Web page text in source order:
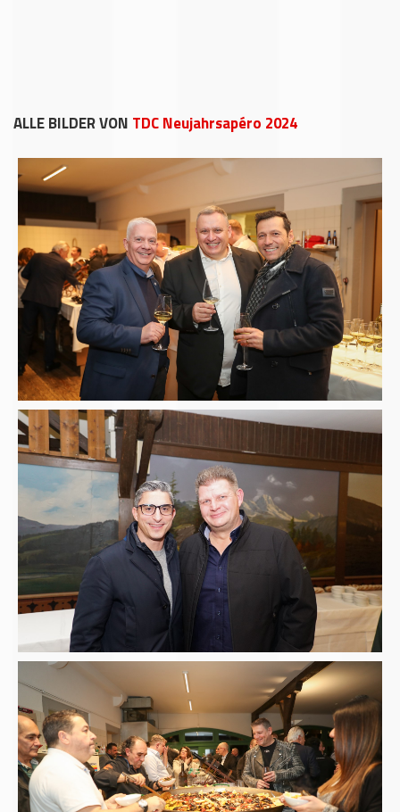
ALLE BILDER VON TDC Neujahrsapéro 2024